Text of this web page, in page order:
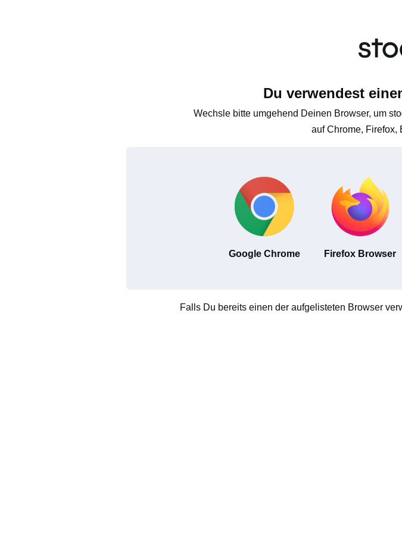
Du verwendest
Wechsle bitte umgehend Deinen Browser, um
auf Chrome, Firefox,
Google Chrome Firefox Browser
Falls Du bereits einen der aufgelisteten Browser